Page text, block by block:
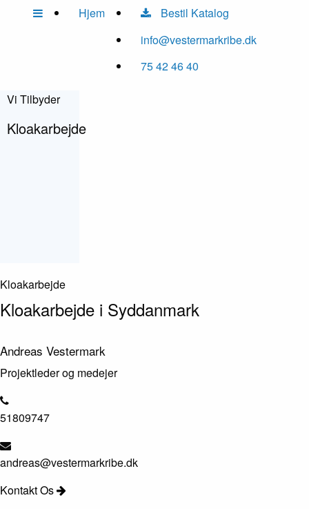
Hjem
Bestil Katalog
info@vestermarkribe.dk
75 42 46 40
Vi Tilbyder
Kloakarbejde
Kloakarbejde
Kloakarbejde i Syddanmark
Andreas Vestermark
Projektleder og medejer
51809747
andreas@vestermarkribe.dk
Kontakt Os